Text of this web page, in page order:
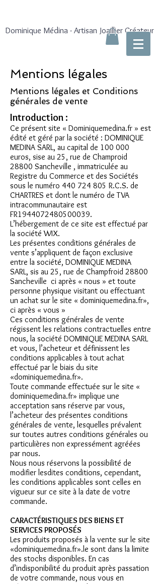
Dominique Médina - Artisan Joaillier Créateur
Mentions légales
Mentions légales et Conditions
générales de vente
Introduction :
Ce présent site « Dominiquemedina.fr » est
édité et géré par la société : DOMINIQUE
MEDINA SARL, au capital de 100 000
euros, sise au 25, rue de Champroid
28800 Sancheville , immatriculée au
Registre du Commerce et des Sociétés
sous le numéro 440 724 805 R.C.S. de
CHARTRES et dont le numéro de TVA
intracommunautaire est
FR1944072480500039.
L’hébergement de ce site est effectué par
la société WIX.
Les présentes conditions générales de
vente s’appliquent de façon exclusive
entre la société, DOMINIQUE MEDINA
SARL, sis au 25, rue de Champfroid 28800
Sancheville ci après « nous » et toute
personne physique visitant ou effectuant
un achat sur le site « dominiquemedina.fr»,
ci après « vous »
Ces conditions générales de vente
régissent les relations contractuelles entre
nous, la société DOMINIQUE MEDINA SARL
et vous, l’acheteur et définissent les
conditions applicables à tout achat
effectué par le biais du site
«dominiquemedina.fr».
Toute commande effectuée sur le site «
dominiquemedina.fr» implique une
acceptation sans réserve par vous,
l’acheteur des présentes conditions
générales de vente, lesquelles prévalent
sur toutes autres conditions générales ou
particulières non expressément agréées
par nous.
Nous nous réservons la possibilité de
modifier lesdites conditions, cependant,
les conditions applicables sont celles en
vigueur sur ce site à la date de votre
commande.
CARACTÉRISTIQUES DES BIENS ET
SERVICES PROPOSÉS
Les produits proposés à la vente sur le site
«dominiquemedina.fr».le sont dans la limite
des stocks disponibles. En cas
d’indisponibilité du produit après passation
de votre commande, nous vous en